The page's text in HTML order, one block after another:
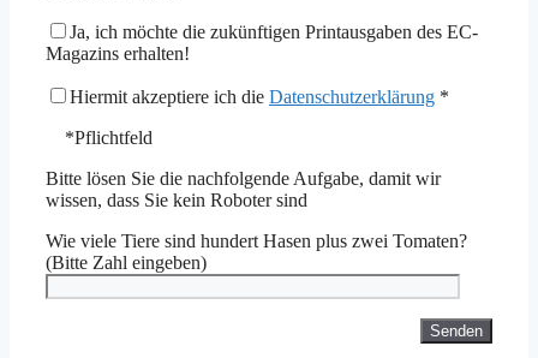
Ja, ich möchte die zukünftigen Printausgaben des EC-
Magazins erhalten!
Hiermit akzeptiere ich die Datenschutzerklärung *
*Pflichtfeld
Bitte lösen Sie die nachfolgende Aufgabe, damit wir
wissen, dass Sie kein Roboter sind
Wie viele Tiere sind hundert Hasen plus zwei Tomaten?
(Bitte Zahl eingeben)